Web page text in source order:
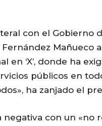
con el Gobierno
Mañueco
en ‘X’, donde ha
públicos en
ha zanjado el
negativa con un «no